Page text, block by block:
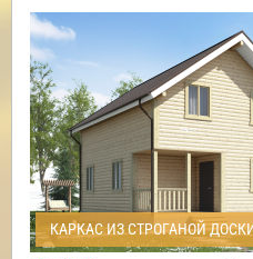
КАРКАС ИЗ СТРОГАНОЙ